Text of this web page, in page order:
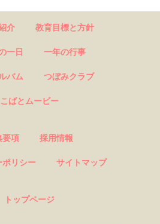
介 教育目標と方針
一日 一年の行事
バム つぼみクラブ
こばとムービー
要項 採用情報
ポリシー サイトマップ
トップページ